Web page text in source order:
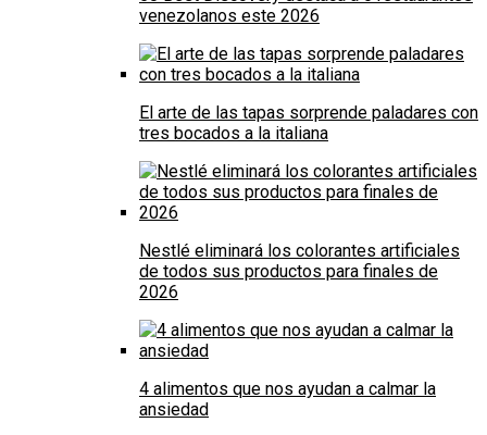
venezolanos este 2026
El arte de las tapas sorprende paladares con
tres bocados a la italiana
Nestlé eliminará los colorantes artificiales
de todos sus productos para finales de
2026
4 alimentos que nos ayudan a calmar la
ansiedad